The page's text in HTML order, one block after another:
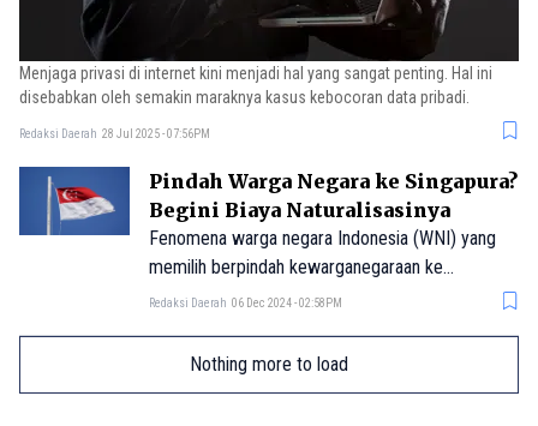
Menjaga privasi di internet kini menjadi hal yang sangat penting. Hal ini
disebabkan oleh semakin maraknya kasus kebocoran data pribadi.
Redaksi Daerah 28 Jul 2025 - 07:56PM
Pindah Warga Negara ke Singapura?
Begini Biaya Naturalisasinya
Fenomena warga negara Indonesia (WNI) yang
memilih berpindah kewarganegaraan ke
Singapura menarik perhatian publik. Dalam kurun
resmi menjadi warga negara Singapura (WNS).
Redaksi Daerah 06 Dec 2024 - 02:58PM
Nothing more to load